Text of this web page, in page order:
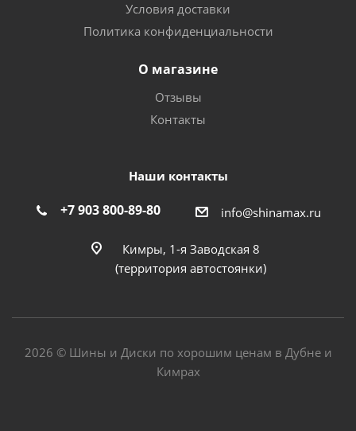
Условия доставки
Политика конфиденциальности
О магазине
Отзывы
Контакты
Наши контакты
+7 903 800-89-80 info@shinamax.ru
Кимры, 1-я Заводская 8
(территория автостоянки)
2026 © Шины и Диски по хорошим ценам в Дубне и
Кимрах